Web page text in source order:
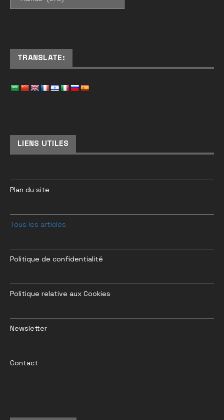
TRANSLATE:
LIENS UTILES
Plan du site
Tous les articles
Politique de confidentialité
Politique relative aux Cookies
Newsletter
Contact